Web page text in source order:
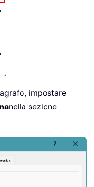
impostare
nella sezione